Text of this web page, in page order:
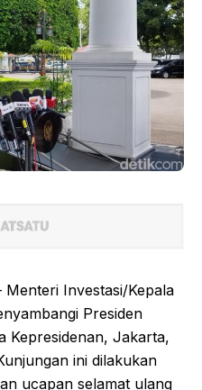
Menteri Investasi/Kepala
Presiden
Kepresidenan, Jakarta,
ini dilakukan
ucapan selamat ulang